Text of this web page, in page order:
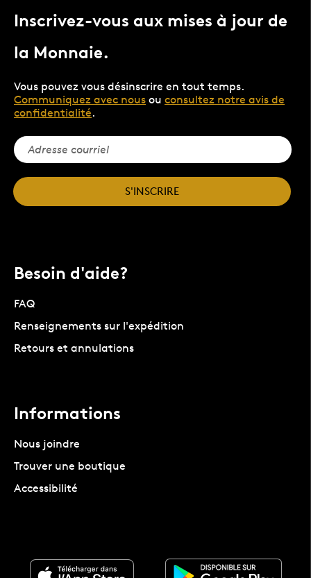
Inscrivez-vous aux mises à jour de
la Monnaie.
Vous pouvez vous désinscrire en tout temps.
Communiquez avec nous ou consultez notre avis de
confidentialité.
S'INSCRIRE
Besoin d'aide?
FAQ
Renseignements sur l'expédition
Retours et annulations
Informations
Nous joindre
Trouver une boutique
Accessibilité